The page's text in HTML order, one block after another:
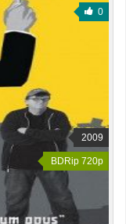
0
2009
BDRip 720p